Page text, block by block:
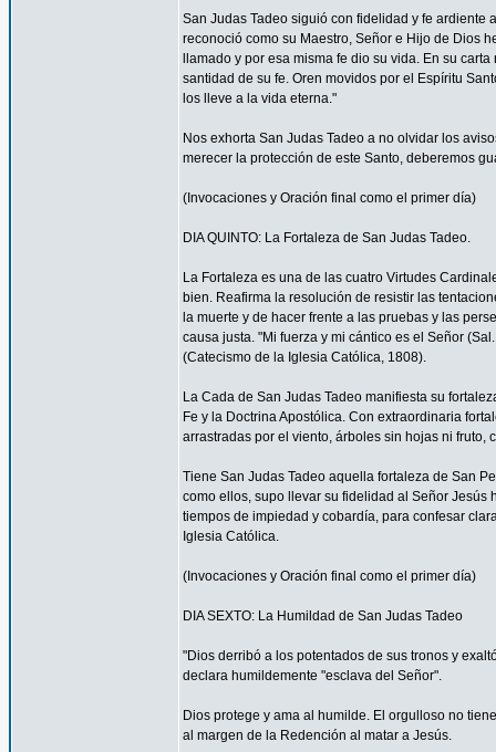
San Judas Tadeo siguió con fidelidad y fe
reconoció como su Maestro, Señor e Hijo de Dios
llamado y por esa misma fe dio su vida. En su
santidad de su fe. Oren movidos por el Espíritu
los lleve a la vida eterna."
Nos exhorta San Judas Tadeo a no olvidar los
merecer la protección de este Santo, deberemos
(Invocaciones y Oración final como el primer día)
DIA QUINTO: La Fortaleza de San Judas Tadeo.
La Fortaleza es una de las cuatro Virtudes
bien. Reafirma la resolución de resistir las
la muerte y de hacer frente a las pruebas y las
causa justa. "Mi fuerza y mi cántico es el Señor
(Catecismo de la Iglesia Católica, 1808).
La Cada de San Judas Tadeo manifiesta su
Fe y la Doctrina Apostólica. Con extraordinaria
arrastradas por el viento, árboles sin hojas ni fruto,
Tiene San Judas Tadeo aquella fortaleza de San
como ellos, supo llevar su fidelidad al Señor Jesús
tiempos de impiedad y cobardía, para confesar
Iglesia Católica.
(Invocaciones y Oración final como el primer día)
DIA SEXTO: La Humildad de San Judas Tadeo
"Dios derribó a los potentados de sus tronos y
declara humildemente "esclava del Señor".
Dios protege y ama al humilde. El orgulloso no
al margen de la Redención al matar a Jesús.